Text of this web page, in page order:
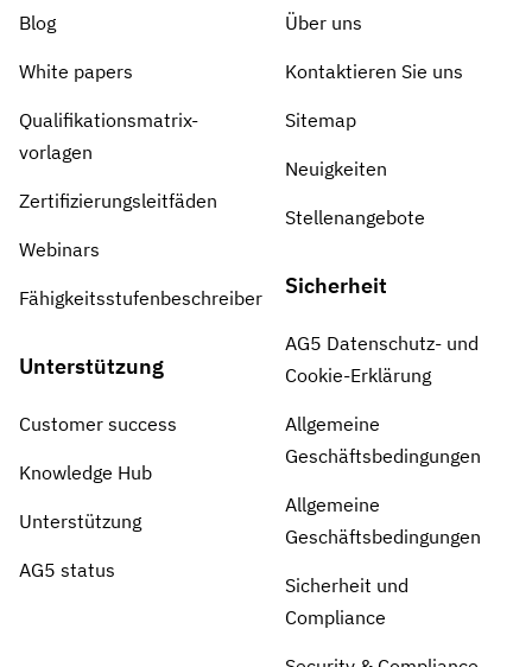
Blog
White papers
Qualifikationsmatrix-
vorlagen
Zertifizierungsleitfäden
Webinars
Fähigkeitsstufenbeschreiber
Unterstützung
Customer success
Knowledge Hub
Unterstützung
AG5 status
Über uns
Kontaktieren Sie uns
Sitemap
Neuigkeiten
Stellenangebote
Sicherheit
AG5 Datenschutz- und
Cookie-Erklärung
Allgemeine
Geschäftsbedingungen
Allgemeine
Geschäftsbedingungen
Sicherheit und
Compliance